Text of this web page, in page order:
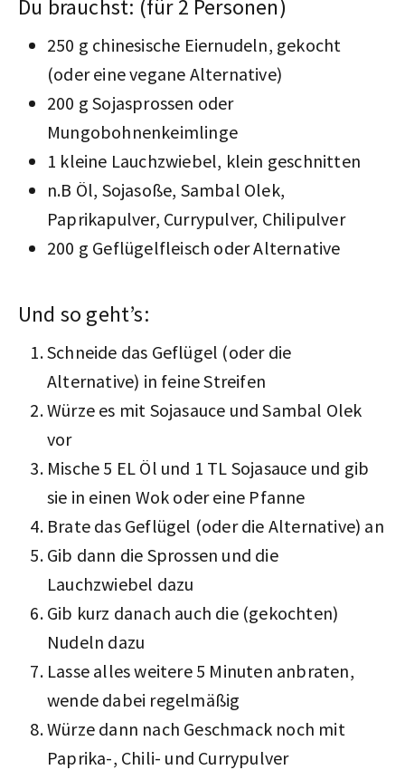
Du brauchst: (für 2 Personen)
250 g chinesische Eiernudeln, gekocht
(oder eine vegane Alternative)
200 g Sojasprossen oder
Mungobohnenkeimlinge
1 kleine Lauchzwiebel, klein geschnitten
n.B Öl, Sojasoße, Sambal Olek,
Paprikapulver, Currypulver, Chilipulver
200 g Geflügelfleisch oder Alternative
Und so geht’s:
Schneide das Geflügel (oder die
Alternative) in feine Streifen
Würze es mit Sojasauce und Sambal Olek
vor
Mische 5 EL Öl und 1 TL Sojasauce und gib
sie in einen Wok oder eine Pfanne
Brate das Geflügel (oder die Alternative) an
Gib dann die Sprossen und die
Lauchzwiebel dazu
Gib kurz danach auch die (gekochten)
Nudeln dazu
Lasse alles weitere 5 Minuten anbraten,
wende dabei regelmäßig
Würze dann nach Geschmack noch mit
Paprika-, Chili- und Currypulver